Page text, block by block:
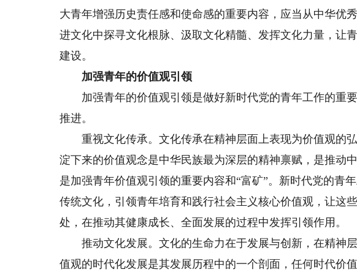
大青年增强历史责任感和使命感的重要内容，应当从中华优
进文化中探寻文化根脉、汲取文化精髓、发挥文化力量，让
建设。
加强青年的价值观引领
加强青年的价值观引领是做好新时代党的青年工作的重
推进。
重视文化传承。文化传承在精神层面上表现为价值观的
淀下来的价值观念是中华民族最为深层的精神禀赋，是推动
是加强青年价值观引领的重要内容和“富矿”。新时代党的青
传统文化，引领青年培育和践行社会主义核心价值观，让这
处，在推动其健康成长、全面发展的过程中发挥引领作用。
推动文化发展。文化的生命力在于发展与创新，在精神
值观的时代化发展是其发展历程中的一个剖面，任何时代价